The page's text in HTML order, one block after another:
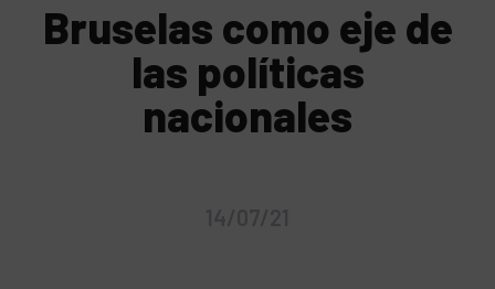
Bruselas como eje de
las políticas
nacionales